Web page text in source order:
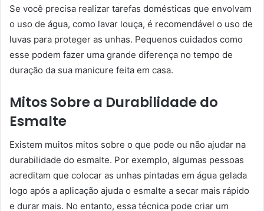
Se você precisa realizar tarefas domésticas que envolvam
o uso de água, como lavar louça, é recomendável o uso de
luvas para proteger as unhas. Pequenos cuidados como
esse podem fazer uma grande diferença no tempo de
duração da sua manicure feita em casa.
Mitos Sobre a Durabilidade do
Esmalte
Existem muitos mitos sobre o que pode ou não ajudar na
durabilidade do esmalte. Por exemplo, algumas pessoas
acreditam que colocar as unhas pintadas em água gelada
logo após a aplicação ajuda o esmalte a secar mais rápido
e durar mais. No entanto, essa técnica pode criar um